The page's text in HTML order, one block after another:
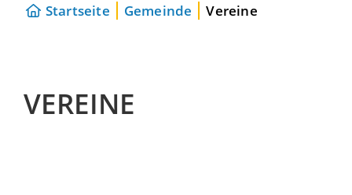
Startseite Gemeinde Vereine
VEREINE